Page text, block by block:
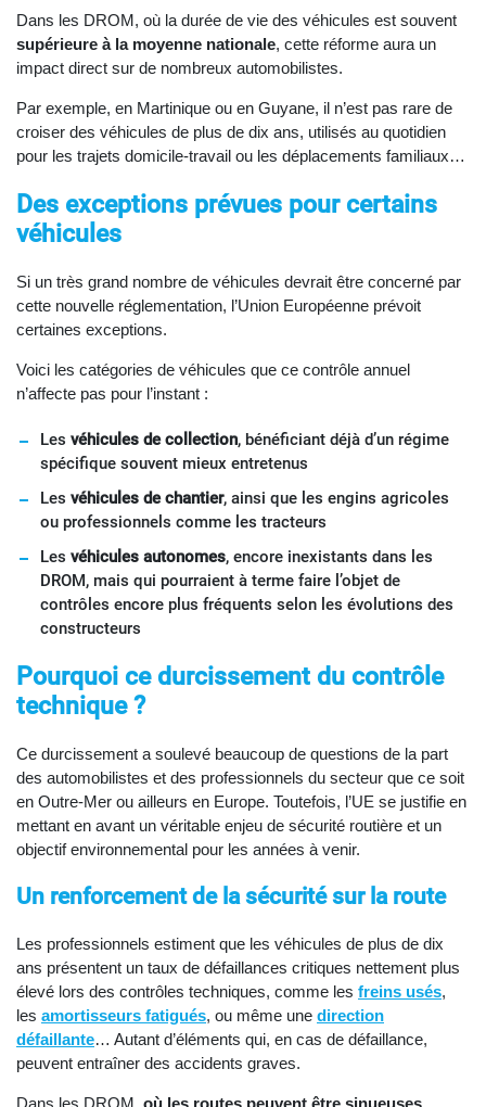
Dans les DROM, où la durée de vie des véhicules est souvent
supérieure à la moyenne nationale, cette réforme aura un
impact direct sur de nombreux automobilistes.
Par exemple, en Martinique ou en Guyane, il n’est pas rare de
croiser des véhicules de plus de dix ans, utilisés au quotidien
pour les trajets domicile-travail ou les déplacements familiaux…
Des exceptions prévues pour certains
véhicules
Si un très grand nombre de véhicules devrait être concerné par
cette nouvelle réglementation, l’Union Européenne prévoit
certaines exceptions.
Voici les catégories de véhicules que ce contrôle annuel
n’affecte pas pour l’instant :
Les véhicules de collection, bénéficiant déjà d’un régime
spécifique souvent mieux entretenus
Les véhicules de chantier, ainsi que les engins agricoles
ou professionnels comme les tracteurs
Les véhicules autonomes, encore inexistants dans les
DROM, mais qui pourraient à terme faire l’objet de
contrôles encore plus fréquents selon les évolutions des
constructeurs
Pourquoi ce durcissement du contrôle
technique ?
Ce durcissement a soulevé beaucoup de questions de la part
des automobilistes et des professionnels du secteur que ce soit
en Outre-Mer ou ailleurs en Europe. Toutefois, l’UE se justifie en
mettant en avant un véritable enjeu de sécurité routière et un
objectif environnemental pour les années à venir.
Un renforcement de la sécurité sur la route
Les professionnels estiment que les véhicules de plus de dix
ans présentent un taux de défaillances critiques nettement plus
élevé lors des contrôles techniques, comme les freins usés,
les amortisseurs fatigués, ou même une direction
défaillante… Autant d’éléments qui, en cas de défaillance,
peuvent entraîner des accidents graves.
Dans les DROM, où les routes peuvent être sinueuses